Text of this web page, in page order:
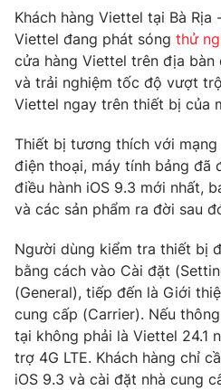
Hậu trường
Nhân vật
Khán giả
Giải sao mai
Điện ảnh
Âm nhạc
Sao
Đời sống
Du lịch
Làm đẹp
Chất lượng cuộc sống
Giáo dục
Học trực tuyến
Công nghệ
Hitech Công nghệ tương lai
Sản phẩm
Thị trường
Tư vấn
Giao lưu trực tuyến
Lịch phát sóng
Chuyên mục khác
Emagazine
Khách hàng Viettel tại Bà Rịa
Viettel đang phát sóng thử
cửa hàng Viettel trên địa bàn
và trải nghiệm tốc độ vượt
Viettel ngay trên thiết bị của
Thiết bị tương thích với mạng
điện thoại, máy tính bảng đã
điều hành iOS 9.3 mới nhất,
và các sản phẩm ra đời sau
Người dùng kiểm tra thiết bị
bằng cách vào Cài đặt
(General), tiếp đến là Giới
cung cấp (Carrier). Nếu
tại không phải là Viettel 24.1
trợ 4G LTE. Khách hàng chỉ
iOS 9.3 và cài đặt nhà cung